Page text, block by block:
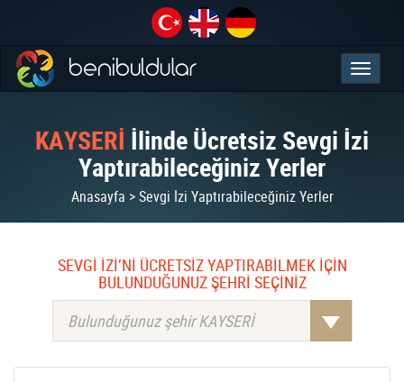
KAYSERİ İlinde Ücretsiz Sevgi İzi
Yaptırabileceğiniz Yerler
Anasayfa > Sevgi İzi Yaptırabileceğiniz Yerler
SEVGİ İZİ’Nİ ÜCRETSİZ YAPTIRABİLMEK İÇİN
BULUNDUĞUNUZ ŞEHRİ SEÇİNİZ
Bulunduğunuz şehir KAYSERİ